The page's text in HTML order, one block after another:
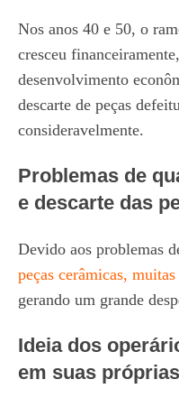
Nos anos 40 e 50, o
cresceu
desenvolvimento
descarte de peças
consideravelmente.
Problemas de
e descarte das
Devido aos problemas
peças cerâmicas,
gerando um grande
Ideia dos
em suas